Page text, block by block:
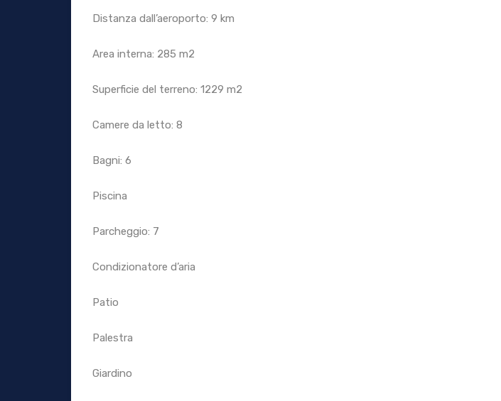
Distanza dall’aeroporto: 9 km
Area interna: 285 m2
Superficie del terreno: 1229 m2
Camere da letto: 8
Bagni: 6
Piscina
Parcheggio: 7
Condizionatore d’aria
Patio
Palestra
Giardino